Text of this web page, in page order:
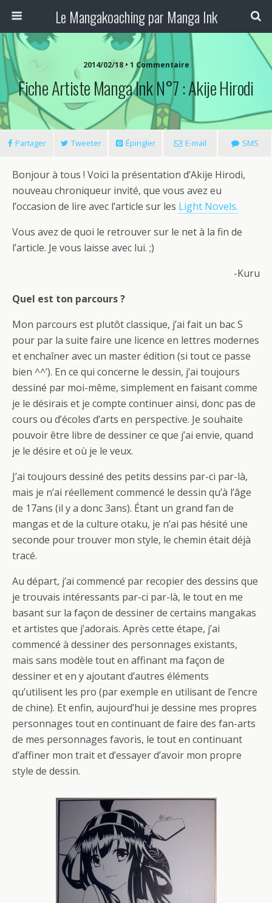
Le Mangakoaching par Manga Ink
2014/02/18 • 1 Commentaire
Fiche Artiste Manga Ink N°7 : Akije Hirodi
Partager Tweeter Épingler E-mail SMS
Bonjour à tous ! Voici la présentation d’Akije Hirodi,
nouveau chroniqueur invité, que vous avez eu
l’occasion de lire avec l’article sur les Light Novels.
Vous avez de quoi le retrouver sur le net à la fin de
l’article. Je vous laisse avec lui. ;)
-Kuru
Quel est ton parcours ?
Mon parcours est plutôt classique, j’ai fait un bac S
pour par la suite faire une licence en lettres modernes
et enchaîner avec un master édition (si tout ce passe
bien ^^’). En ce qui concerne le dessin, j’ai toujours
dessiné par moi-même, simplement en faisant comme
je le désirais et je compte continuer ainsi, donc pas de
cours ou d’écoles d’arts en perspective. Je souhaite
pouvoir être libre de dessiner ce que j’ai envie, quand
je le désire et où je le veux.
J’ai toujours dessiné des petits dessins par-ci par-là,
mais je n’ai réellement commencé le dessin qu’à l’âge
de 17ans (il y a donc 3ans). Étant un grand fan de
mangas et de la culture otaku, je n’ai pas hésité une
seconde pour trouver mon style, le chemin était déjà
tracé.
Au départ, j’ai commencé par recopier des dessins que
je trouvais intéressants par-ci par-là, le tout en me
basant sur la façon de dessiner de certains mangakas
et artistes que j’adorais. Après cette étape, j’ai
commencé à dessiner des personnages existants,
mais sans modèle tout en affinant ma façon de
dessiner et en y ajoutant d’autres éléments
qu’utilisent les pro (par exemple en utilisant de l’encre
de chine). Et enfin, aujourd’hui je dessine mes propres
personnages tout en continuant de faire des fan-arts
de mes personnages favoris, le tout en continuant
d’affiner mon trait et d’essayer d’avoir mon propre
style de dessin.